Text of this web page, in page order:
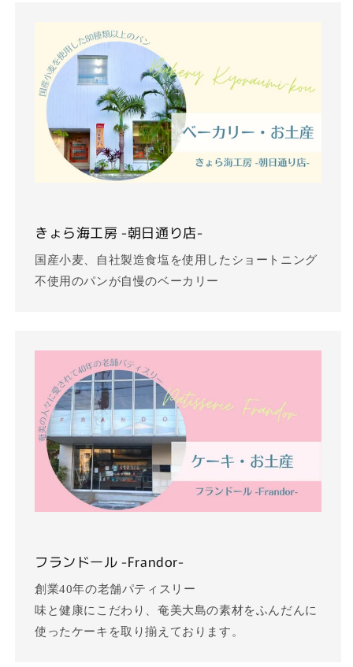
きょら海工房 -朝日通り店-
国産小麦、自社製造食塩を使用したショートニング
不使用のパンが自慢のベーカリー
フランドール -Frandor-
創業40年の老舗パティスリー
味と健康にこだわり、奄美大島の素材をふんだんに
使ったケーキを取り揃えております。